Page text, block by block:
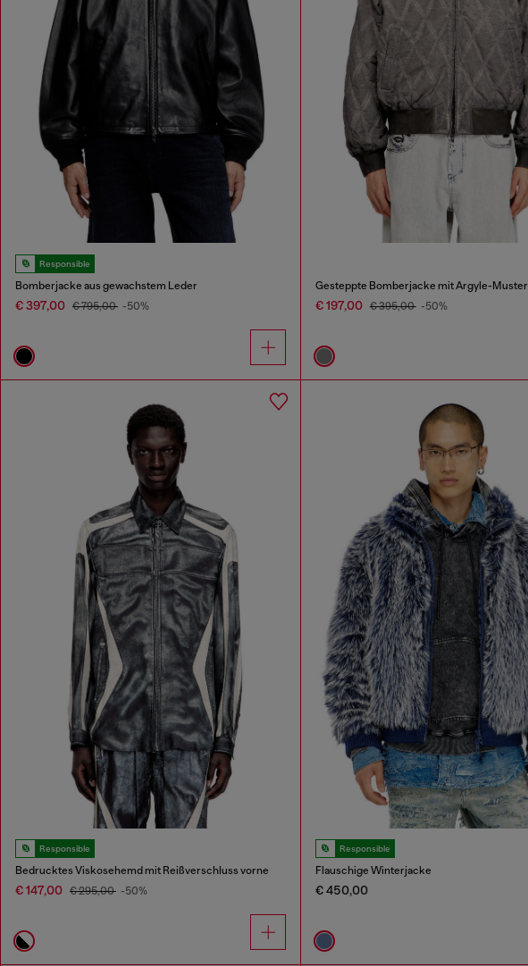
Responsible
Bomberjacke aus gewachstem Leder
€ 397,00 € 795,00 -50%
Gesteppte Bomberjacke mit Argyle-Muster
€ 197,00 € 395,00 -50%
Responsible
Bedrucktes Viskosehemd mit Reißverschluss vorne
€ 147,00 € 295,00 -50%
Responsible
Flauschige Winterjacke
€ 450,00